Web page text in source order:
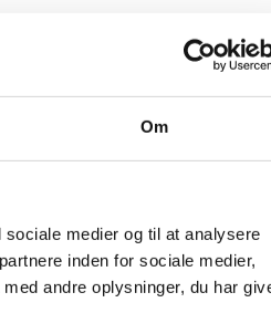
Om
medier og til at analysere
inden for sociale medier,
andre oplysninger, du har